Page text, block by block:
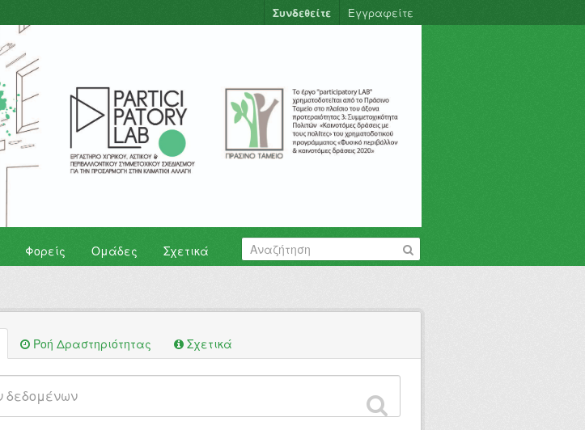
Συνδεθείτε Εγγραφείτε
Φορείς Ομάδες Σχετικά
Ροή Δραστηριότητας Σχετικά